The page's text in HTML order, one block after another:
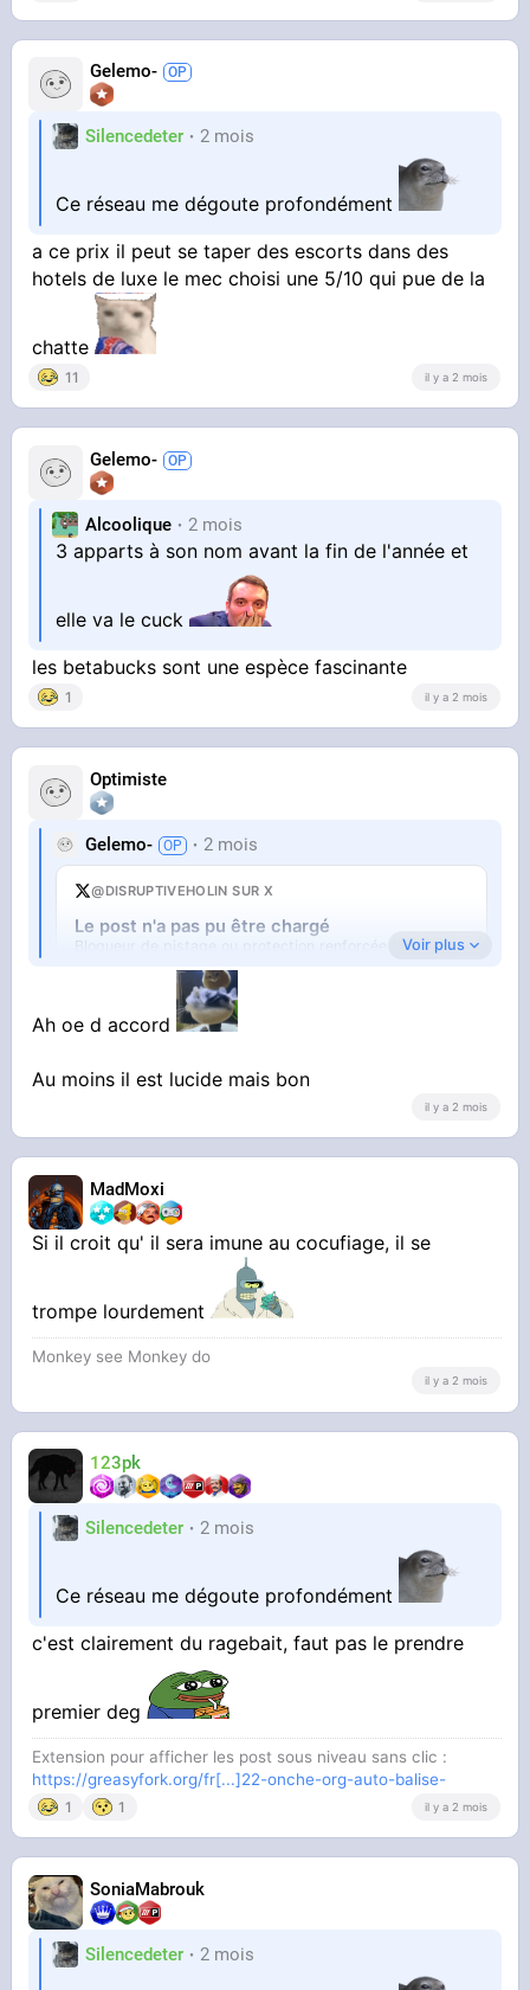
Gelemo-
Silencedeter 2 mois
Ce réseau me dégoute profondément
a ce prix il peut se taper des escorts dans des
hotels de luxe le mec choisi une 5/10 qui pue de la
chatte
11 il y a 2 mois
Gelemo-
Alcoolique 2 mois
3 apparts à son nom avant la fin de l'année et
elle va le cuck
les betabucks sont une espèce fascinante
1 il y a 2 mois
Optimiste
Gelemo- 2 mois
@DISRUPTIVEHOLIN SUR X
Le post n'a pas pu être chargé
Bloqueur de pistage ou protection renforcée (Firefox).
Ouvrir sur X↗
Ayaaa ce gros pigeon de compet
Voir plus
Ah oe d accord
Au moins il est lucide mais bon
il y a 2 mois
MadMoxi
Si il croit qu' il sera imune au cocufiage, il se
trompe lourdement
Monkey see Monkey do
il y a 2 mois
123pk
Silencedeter 2 mois
Ce réseau me dégoute profondément
c'est clairement du ragebait, faut pas le prendre
premier deg
Extension pour afficher les post sous niveau sans clic :
https://greasyfork.org/fr[...]22-onche-org-auto-balise-
1 1 il y a 2 mois
SoniaMabrouk
Silencedeter 2 mois